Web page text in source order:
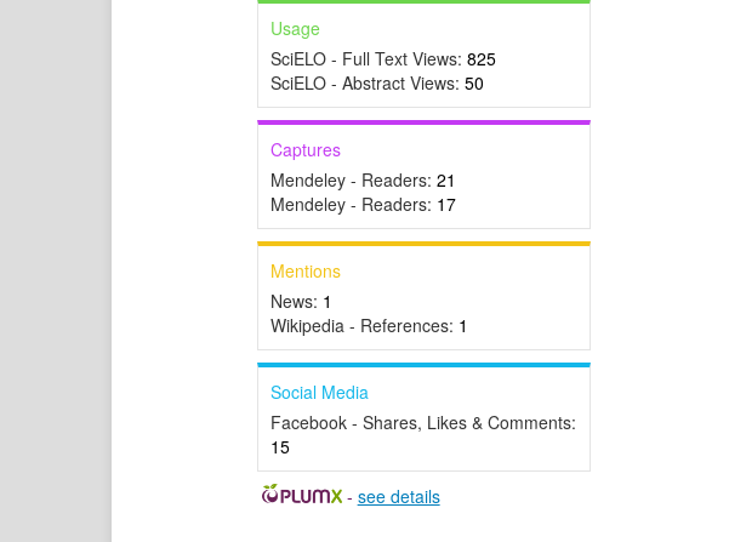
Usage
SciELO - Full Text Views: 825
SciELO - Abstract Views: 50
Captures
Mendeley - Readers: 21
Mendeley - Readers: 17
Mentions
News: 1
Wikipedia - References: 1
Social Media
Facebook - Shares, Likes & Comments:
15
- see details